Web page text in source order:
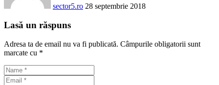
sector5.ro 28 septembrie 2018
Lasă un răspuns
Adresa ta de email nu va fi publicată. Câmpurile obligatorii sunt
marcate cu *